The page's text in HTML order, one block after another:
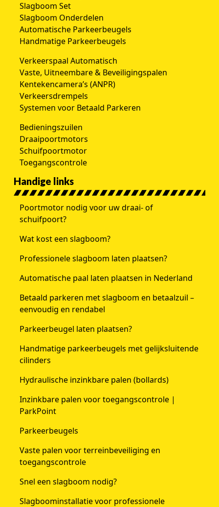
Slagboom Set
Slagboom Onderdelen
Automatische Parkeerbeugels
Handmatige Parkeerbeugels
Verkeerspaal Automatisch
Vaste, Uitneembare & Beveiligingspalen
Kentekencamera’s (ANPR)
Verkeersdrempels
Systemen voor Betaald Parkeren
Bedieningszuilen
Draaipoortmotors
Schuifpoortmotor
Toegangscontrole
Handige links
Poortmotor nodig voor uw draai- of
schuifpoort?
Wat kost een slagboom?
Professionele slagboom laten plaatsen?
Automatische paal laten plaatsen in Nederland
Betaald parkeren met slagboom en betaalzuil –
eenvoudig en rendabel
Parkeerbeugel laten plaatsen?
Handmatige parkeerbeugels met gelijksluitende
cilinders
Hydraulische inzinkbare palen (bollards)
Inzinkbare palen voor toegangscontrole |
ParkPoint
Parkeerbeugels
Vaste palen voor terreinbeveiliging en
toegangscontrole
Snel een slagboom nodig?
Slagboominstallatie voor professionele